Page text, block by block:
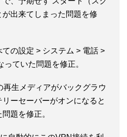
出来てしまった問題を修
ての設定 > システム > 電話 >
ていた問題を修正。
再生メディアがバックグラウ
ーセーバーがオンになると
題を修正。